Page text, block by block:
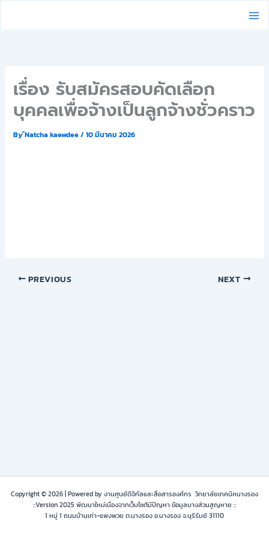
เรื่อง รับสมัครสอบคัดเลือก
บุคคลเพื่อจ้างเป็นลูกจ้างชั่วคราว
By์Natcha kaewdee/10 มีนาคม 2026
PREVIOUS NEXT
Copyright © 2026 | Powered by งานศูนย์ดิจิทัลและสื่อสารองค์กร วิทยาลัยเทคนิคนางรอง
::Version 2025 พัฒนาใหม่เนื่องจากเว็บไซต์มีปัญหา ข้อมูลบางส่วนสูญหาย ::
1 หมู่ 1 ถนนบ้านเก่า-แพงพวย ต.นางรอง อ.นางรอง จ.บุรีรัมย์ 31110